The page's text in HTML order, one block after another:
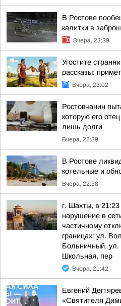
В Ростове
калитки в
Вчера, 23:39
Угостите
рассказы:
Вчера, 23:02
Ростовчанин
которую его
лишь долги
Вчера, 22:39
В Ростове
котельные и
Вчера, 22:38
г. Шахты, в
нарушение в
частичному
границах: ул.
Больничный, ул.
Школьная, пер
Вчера, 21:42
Евгений
«Святителя